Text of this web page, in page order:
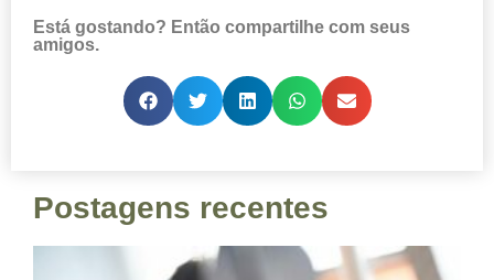
Está gostando? Então compartilhe com seus
amigos.
Postagens recentes